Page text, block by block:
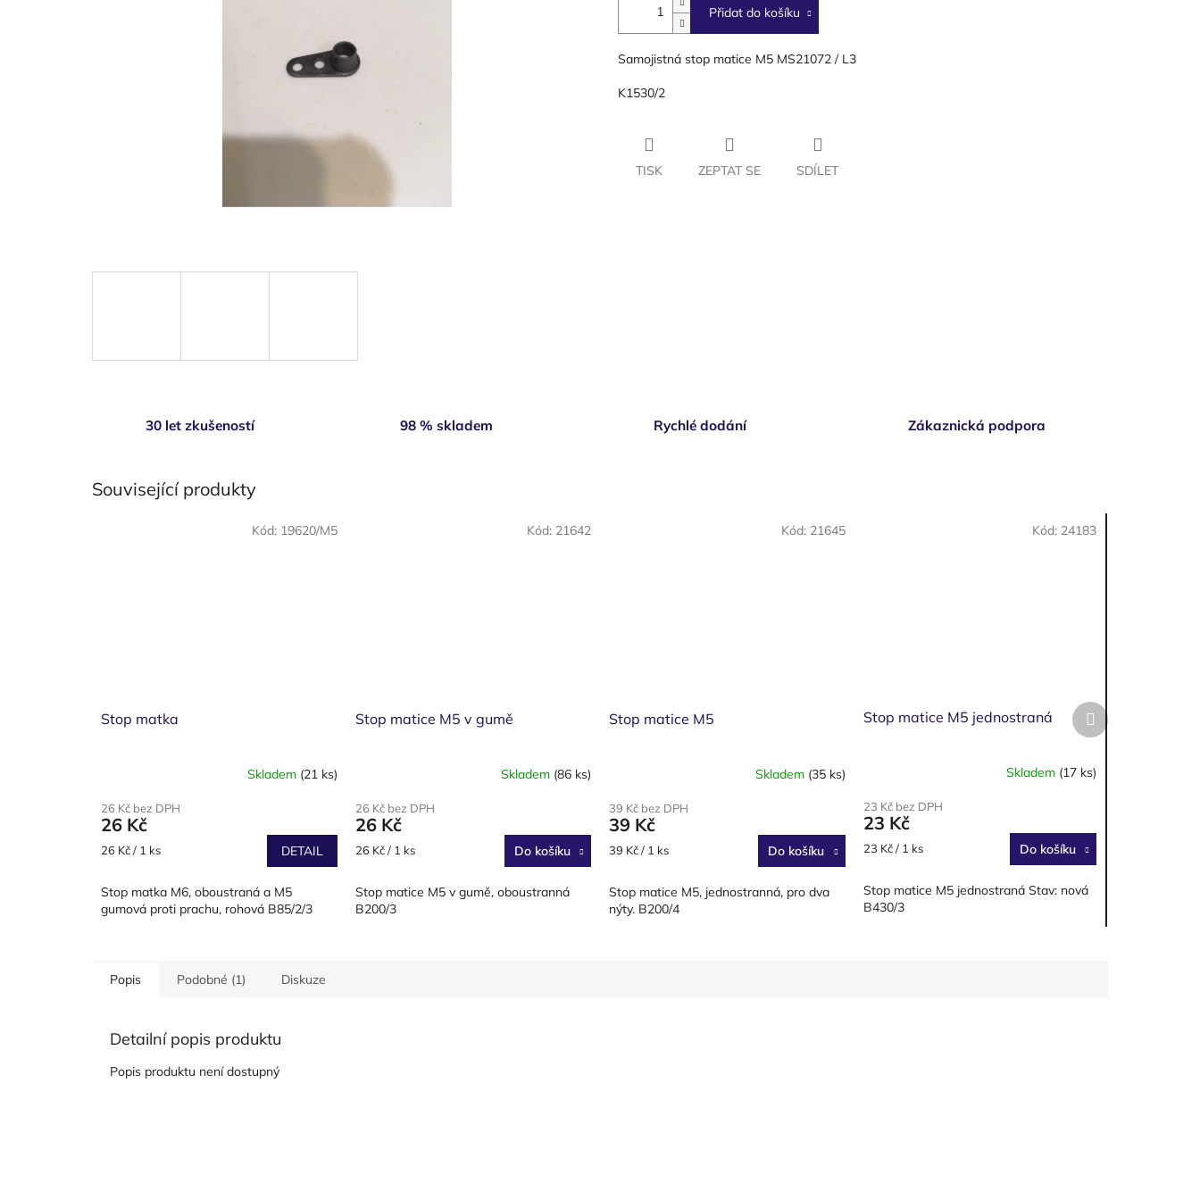
Přidat do košíku
Samojistná stop matice M5 MS21072 / L3
K1530/2
TISK ZEPTAT SE SDÍLET
30 let zkušeností 98 % skladem Rychlé dodání Zákaznická podpora
Související produkty
Stop matka
Skladem (21 ks)
26 Kč bez DPH
26 Kč
Měrná
26 Kč / 1 ks DETAIL
Stop matka M6, oboustraná a M5
gumová proti prachu, rohová B85/2/3
Kód: 19620/M5
Stop matice M5 v gumě
Skladem (86 ks)
26 Kč bez DPH
26 Kč
Měrná
26 Kč / 1 ks Do košíku
Stop matice M5 v gumě, oboustranná
B200/3
Kód: 21642
Stop matice M5
Skladem (35 ks)
39 Kč bez DPH
39 Kč
Měrná
39 Kč / 1 ks Do košíku
Stop matice M5, jednostranná, pro dva
nýty. B200/4
Kód: 21645
Stop matice M5 jednostraná
Skladem (17 ks)
23 Kč bez DPH
23 Kč
Měrná
23 Kč / 1 ks Do košíku
Stop matice M5 jednostraná Stav: nová
B430/3
Kód: 24183
Další
produkt
Popis Podobné (1) Diskuze
Detailní popis produktu
Popis produktu není dostupný